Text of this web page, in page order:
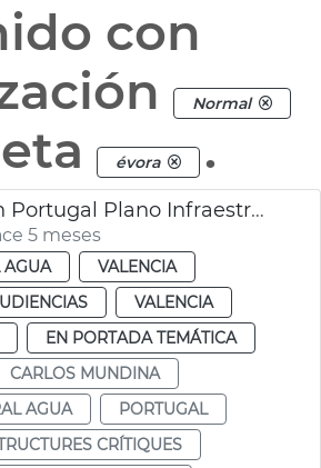
con
Normal
évora .
Presentación Portugal Plano Infraestructuras Críticas 2026-2031 València
5 meses
AGUA
VALENCIA
VALENCIA
EN PORTADA TEMÁTICA
CARLOS MUNDINA
AGUA
PORTUGAL
CRÍTIQUES